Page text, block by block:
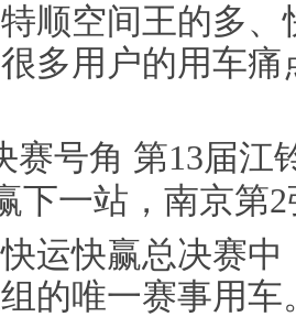
顺空间王的多
多用户的用车
运快赢总决赛
的唯一赛事用